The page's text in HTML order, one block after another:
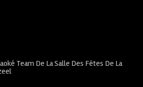
Team De La Salle Des Fêtes De La